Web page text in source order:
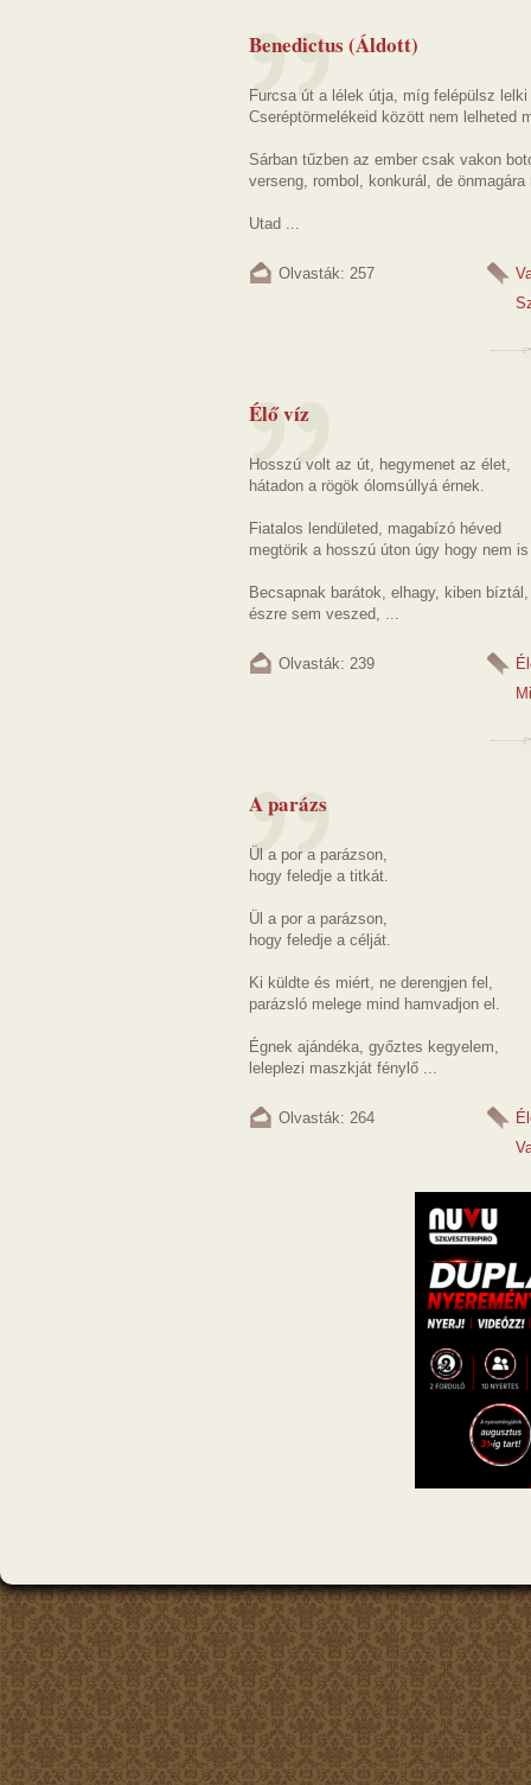
Benedictus (Áldott)
Furcsa út a lélek útja, míg felépülsz
Cseréptörmelékeid között nem lelheted
Sárban tűzben az ember csak vakon
verseng, rombol, konkurál, de önmagára
Utad ...
Olvasták: 257
Élő víz
Hosszú volt az út, hegymenet az élet,
hátadon a rögök ólomsúllyá érnek.
Fiatalos lendületed, magabízó héved
megtörik a hosszú úton úgy hogy nem
Becsapnak barátok, elhagy, kiben bíztál,
észre sem veszed, ...
Olvasták: 239
A parázs
Ül a por a parázson,
hogy feledje a titkát.
Ül a por a parázson,
hogy feledje a célját.
Ki küldte és miért, ne derengjen fel,
parázsló melege mind hamvadjon el.
Égnek ajándéka, győztes kegyelem,
leleplezi maszkját fénylő ...
Olvasták: 264